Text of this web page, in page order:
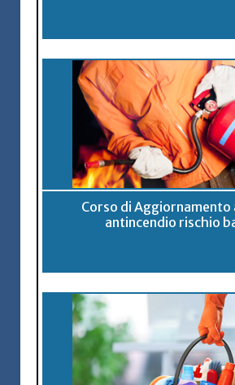
Corso di
antincendio rischio